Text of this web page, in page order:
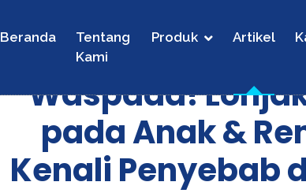
Beranda
Tentang
Kami
Produk Artikel
Waspada!
pada Anak &
Kenali Penyebab